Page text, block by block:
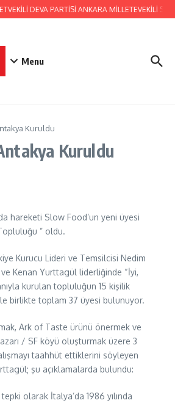
DEVA PARTİSİ ANKARA MİLLETEVEKİLİ
Menu
Kuruldu
Kuruldu
hareketi Slow Food’un yeni üyesi
” oldu.
Kurucu Lideri ve Temsilcisi Nedim
Kenan Yurttagül liderliğinde “İyi,
kurulan topluluğun 15 kişilik
birlikte toplam 37 üyesi bulunuyor.
Ark of Taste ürünü önermek ve
/ SF köyü oluşturmak üzere 3
taahhüt ettiklerini söyleyen
şu açıklamalarda bulundu:
olarak İtalya’da 1986 yılında